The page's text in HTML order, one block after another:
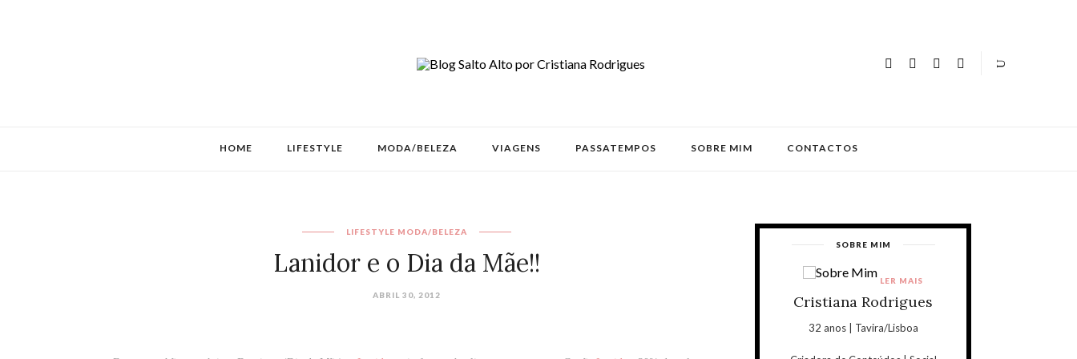
HOME LIFESTYLE MODA/BELEZA VIAGENS PASSATEMPOS SOBRE MIM CONTACTOS
LIFESTYLE MODA/BELEZA
Lanidor e o Dia da Mãe!!
ABRIL 30, 2012
SOBRE MIM
Cristiana Rodrigues
32 anos | Tavira/Lisboa
LER MAIS